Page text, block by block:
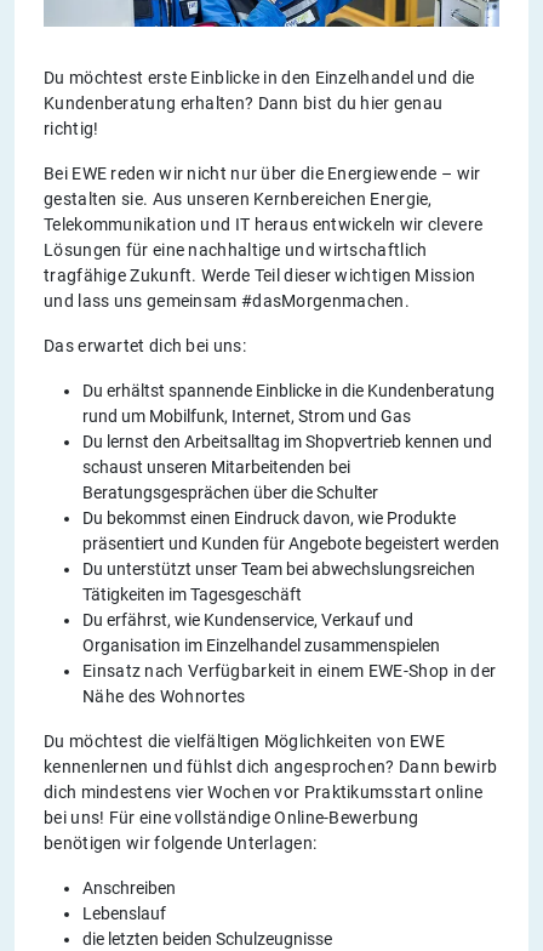
Du möchtest erste Einblicke in den Einzelhandel und die
Kundenberatung erhalten? Dann bist du hier genau
richtig!
Bei EWE reden wir nicht nur über die Energiewende – wir
gestalten sie. Aus unseren Kernbereichen Energie,
Telekommunikation und IT heraus entwickeln wir clevere
Lösungen für eine nachhaltige und wirtschaftlich
tragfähige Zukunft. Werde Teil dieser wichtigen Mission
und lass uns gemeinsam #dasMorgenmachen.
Das erwartet dich bei uns:
Du erhältst spannende Einblicke in die Kundenberatung
rund um Mobilfunk, Internet, Strom und Gas
Du lernst den Arbeitsalltag im Shopvertrieb kennen und
schaust unseren Mitarbeitenden bei
Beratungsgesprächen über die Schulter
Du bekommst einen Eindruck davon, wie Produkte
präsentiert und Kunden für Angebote begeistert werden
Du unterstützt unser Team bei abwechslungsreichen
Tätigkeiten im Tagesgeschäft
Du erfährst, wie Kundenservice, Verkauf und
Organisation im Einzelhandel zusammenspielen
Einsatz nach Verfügbarkeit in einem EWE-Shop in der
Nähe des Wohnortes
Du möchtest die vielfältigen Möglichkeiten von EWE
kennenlernen und fühlst dich angesprochen? Dann bewirb
dich mindestens vier Wochen vor Praktikumsstart online
bei uns! Für eine vollständige Online-Bewerbung
benötigen wir folgende Unterlagen:
Anschreiben
Lebenslauf
die letzten beiden Schulzeugnisse